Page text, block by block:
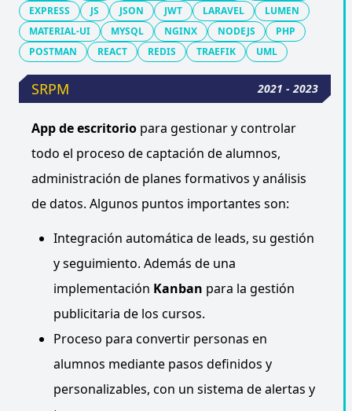
SRPM 2021 - 2023
App de escritorio para gestionar y controlar
todo el proceso de captación de alumnos,
administración de planes formativos y análisis
de datos. Algunos puntos importantes son:
Integración automática de leads, su gestión
y seguimiento. Además de una
implementación Kanban para la gestión
publicitaria de los cursos.
Proceso para convertir personas en
alumnos mediante pasos definidos y
personalizables, con un sistema de alertas y
EXPRESS JS JSON JWT LARAVEL
LUMEN
MATERIAL-UI
MYSQL NGINX NODEJS
PHP
POSTMAN
REACT REDIS TRAEFIK UML